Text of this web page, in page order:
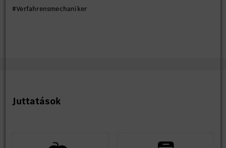
#Verfahrensmechaniker
Juttatások